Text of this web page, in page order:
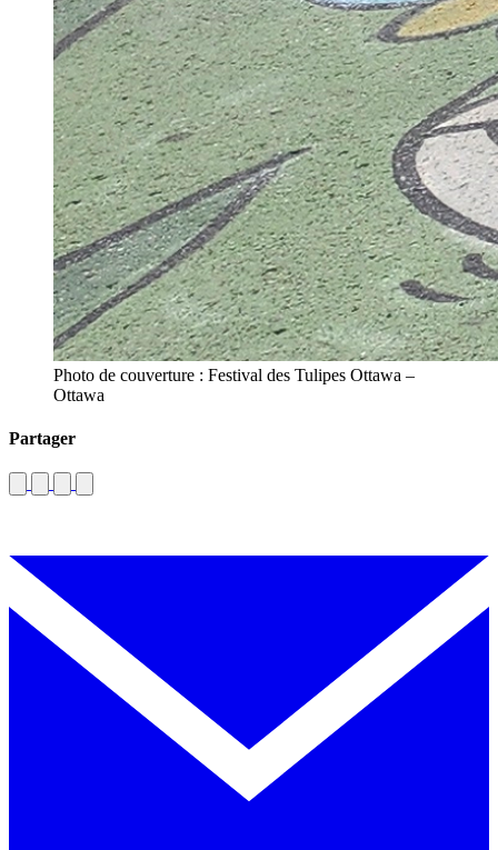
Photo de couverture : Festival des Tulipes Ottawa –
Ottawa
Partager